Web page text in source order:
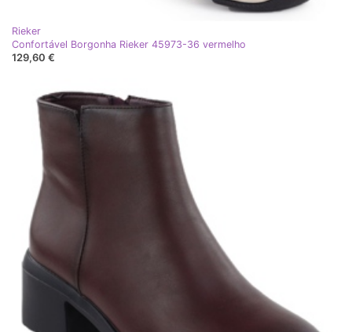
Rieker
Confortável Borgonha Rieker 45973-36 vermelho
129,60 €